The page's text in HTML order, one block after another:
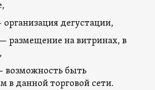
организация дегустации,
размещение на витринах, в
возможность быть
в данной торговой сети.